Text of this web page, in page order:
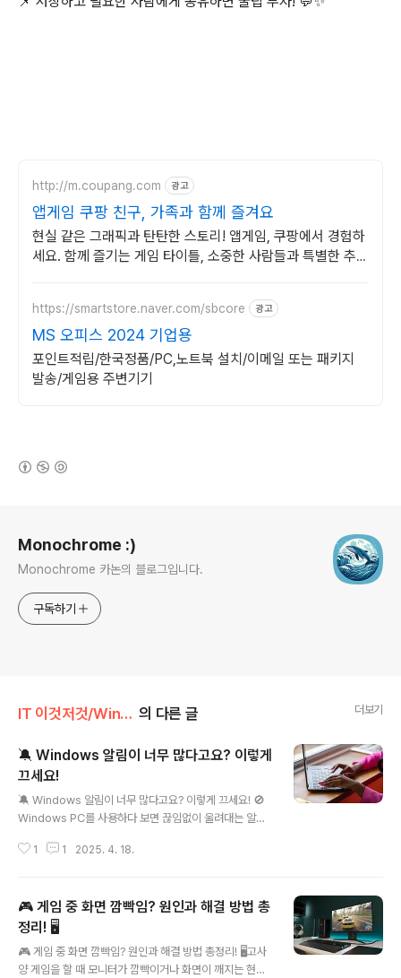
http://m.coupang.com 광고
앱게임 쿠팡 친구, 가족과 함께 즐겨요
현실 같은 그래픽과 탄탄한 스토리! 앱게임, 쿠팡에서 경험하
세요. 함께 즐기는 게임 타이틀, 소중한 사람들과 특별한 추억
https://smartstore.naver.com/sbcore 광고
MS 오피스 2024 기업용
포인트적립/한국정품/PC,노트북 설치/이메일 또는 패키지
발송/게임용 주변기기
Monochrome :)
Monochrome 카논의 블로그입니다.
구독하기
IT 이것저것/Windows 의 다른 글 더보기
🔕 Windows 알림이 너무 많다고요? 이렇게
끄세요!
🔕 Windows 알림이 너무 많다고요? 이렇게 끄세요! 🚫
Windows PC를 사용하다 보면 끊임없이 울려대는 알림
앱 알림, 팝업 메시지까지... 이 모든 알림을 한 번에 끄는 방
설정에서 전체 알림 끄기1️⃣ 설정(⚙) > 시스템 > 알림 및
작업으로 이동2️⃣ "앱 및 기타 발신자의 알림 받기" 옵션을
끔(Off)💡 이렇게 하면 모든 앱의 알림이 차단되지만, 중요
한 알림까지 안 뜰 수도 있으니 주의하세요!📌 2. 앱별로
1 1 2025. 4. 18.
🎮 게임 중 화면 깜빡임? 원인과 해결 방법 총
정리! 🖥️
🎮 게임 중 화면 깜빡임? 원인과 해결 방법 총정리! 🖥️고사
양 게임을 할 때 모니터가 깜빡이거나 화면이 깨지는 현상